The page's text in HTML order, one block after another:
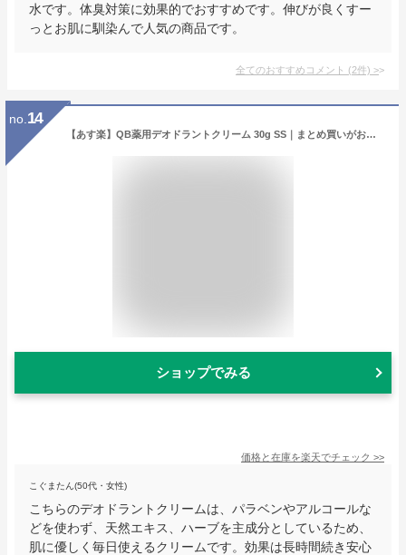
水です。体臭対策に効果的でおすすめです。伸びが良くすー
っとお肌に馴染んで人気の商品です。
全てのおすすめコメント (2件) >
no. 14
【あす楽】QB薬用デオドラントクリーム 30g SS｜まとめ買いがお得！【3個で送料無料】 消臭クリーム 医薬部外品 QBクリーム QB QBデオドラントクリーム 消臭 匂い エチケット クリーム プレゼント ギフト
ショップでみる
価格と在庫を楽天でチェック >>
こぐまたん(50代・女性)
こちらのデオドラントクリームは、パラベンやアルコールな
どを使わず、天然エキス、ハーブを主成分としているため、
肌に優しく毎日使えるクリームです。効果は長時間続き安心